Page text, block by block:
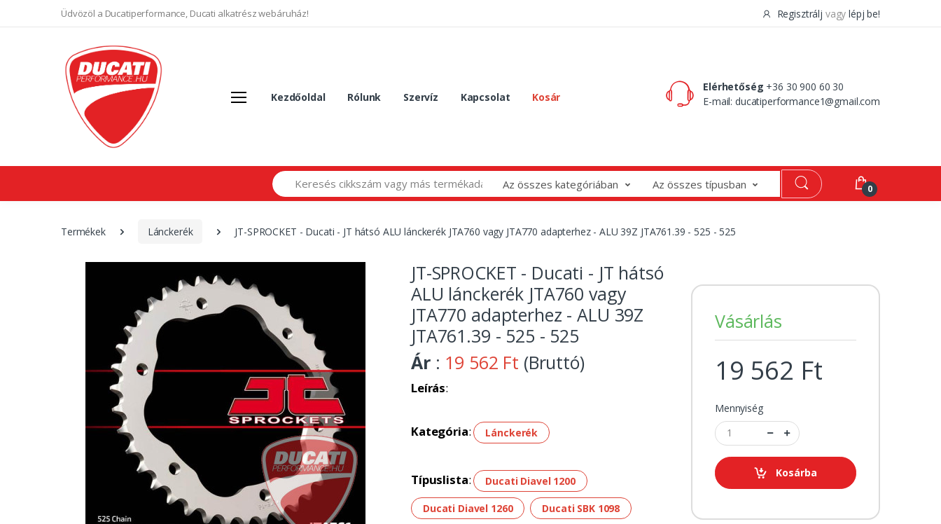
Üdvözöl a Ducatiperformance, Ducati alkatrész webáruház! Regisztrálj vagy lépj be!
Kezdőoldal Rólunk Szervíz Kapcsolat Kosár
Elérhetőség +36 30 900 60 30
E-mail:ducatiperformance1@gmail.com
Search
Az összes kategóriában Az összes típusban 0
Termékek Lánckerék JT-SPROCKET - Ducati - JT hátsó ALU lánckerék JTA760 vagy JTA770 adapterhez - ALU 39Z JTA761.39 - 525 - 525
JT-SPROCKET - Ducati - JT hátsó
ALU lánckerék JTA760 vagy
JTA770 adapterhez - ALU 39Z
JTA761.39 - 525 - 525
Ár : 19 562 Ft (Bruttó)
Leírás:
Kategória: Lánckerék
Típuslista: Ducati Diavel 1200
Ducati Diavel 1260 Ducati SBK 1098
Vásárlás
19 562 Ft
Mennyiség
Kosárba